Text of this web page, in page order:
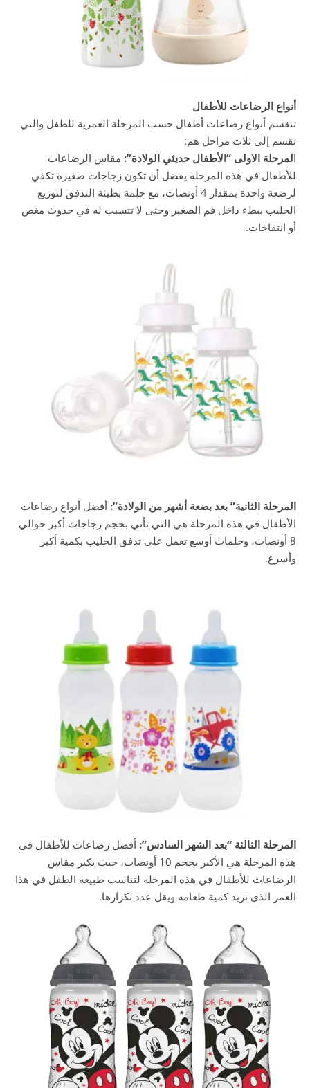
أنواع الرضاعات للأطفال
تنقسم أنواع رضاعات أطفال حسب المرحلة العمرية للطفل والتي
تقسم إلى ثلاث مراحل هم:
المرحلة الاولى “الأطفال حديثي الولادة”: مقاس الرضاعات
للأطفال في هذه المرحلة يفضل أن تكون زجاجات صغيرة تكفي
لرضعة واحدة بمقدار 4 أونصات، مع حلمة بطيئة التدفق لتوزيع
الحليب ببطء داخل فم الصغير وحتى لا تتسبب له في حدوث مغص
أو انتفاخات.
المرحلة الثانية” بعد بضعة أشهر من الولادة”: أفضل أنواع رضاعات
الأطفال في هذه المرحلة هي التي تأتي بحجم زجاجات أكبر حوالي
8 أونصات، وحلمات أوسع تعمل على تدفق الحليب بكمية أكبر
وأسرع.
المرحلة الثالثة “بعد الشهر السادس”: أفضل رضاعات للأطفال في
هذه المرحلة هي الأكبر بحجم 10 أونصات، حيث يكبر مقاس
الرضاعات للأطفال في هذه المرحلة لتناسب طبيعة الطفل في هذا
العمر الذي تزيد كمية طعامه ويقل عدد تكرارها.